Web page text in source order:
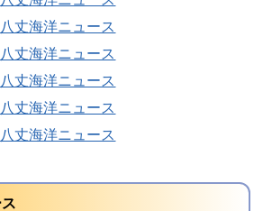
丈海洋ニュース
丈海洋ニュース
丈海洋ニュース
丈海洋ニュース
丈海洋ニュース